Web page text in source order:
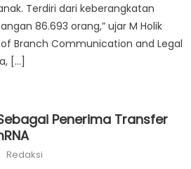
Terdiri dari keberangkatan
86.693 orang,” ujar M Holik
Branch Communication and Legal
[…]
Penerima Transfer
Author
Redaksi